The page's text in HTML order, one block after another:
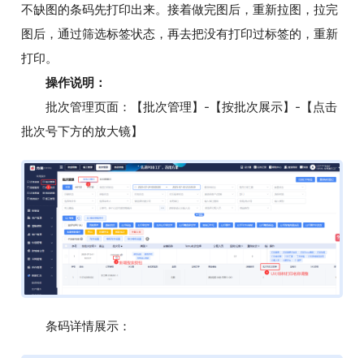
不缺图的条码先打印出来。接着做完图后，重新拉图，拉完
图后，通过筛选标签状态，再去把没有打印过标签的，重新
打印。
操作说明：
批次管理页面：【批次管理】-【按批次展示】-【点击
批次号下方的放大镜】
条码详情展示：